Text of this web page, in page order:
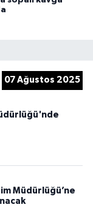
07 Ağustos 2025
Müdürlüğü’ne